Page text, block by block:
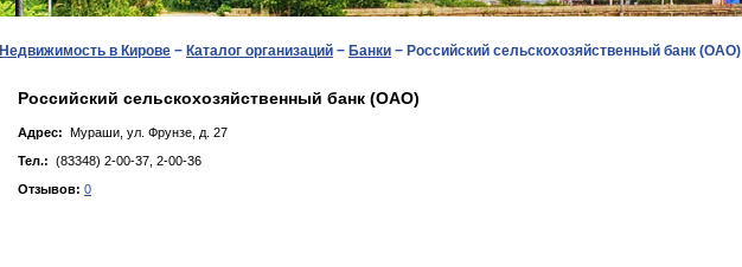
Недвижимость в Кирове − Каталог организаций − Банки − Российский сельскохозяйственный банк (ОАО)
Российский сельскохозяйственный банк (ОАО)
Адрес: Мураши, ул. Фpунзe, д. 27
Тел.: (83348) 2-00-37, 2-00-36
Отзывов: 0